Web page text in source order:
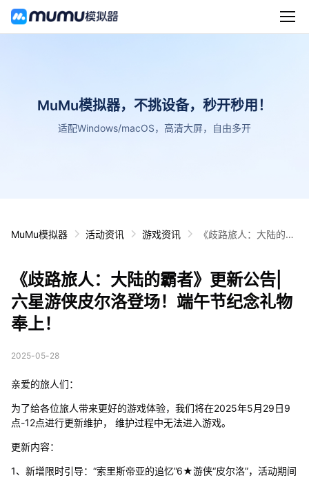
MuMu模拟器，不挑设备，秒开秒用！
适配Windows/macOS，高清大屏，自由多开
MuMu模拟器 活动资讯 游戏资讯
《歧路旅人：大陆的霸
纪念礼物奉上！
《歧路旅人：大陆的霸者》更新公告|
六星游侠皮尔洛登场！端午节纪念礼物
奉上！
2025-05-28
亲爱的旅人们：
为了给各位旅人带来更好的游戏体验，我们将在2025年5月29日9
点-12点进行更新维护， 维护过程中无法进入游戏。
更新内容：
1、新增限时引导：“索里斯帝亚的追忆”6★游侠“皮尔洛”，活动期间